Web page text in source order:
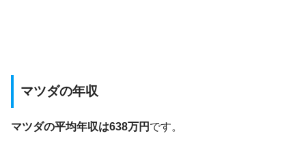
マツダの年収
マツダの平均年収は638万円 です。